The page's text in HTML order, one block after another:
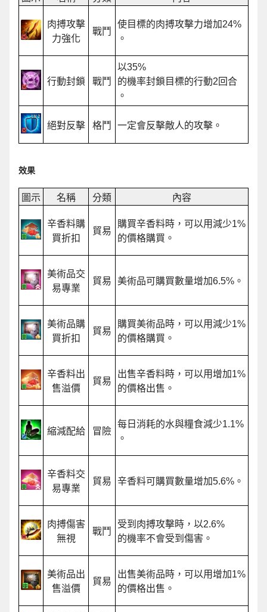
肉搏攻擊
力強化
戰鬥
使目標的肉搏攻擊力增加24%
。
行動封鎖 戰鬥
以35%
的機率封鎖目標的行動2回合
。
絕對反擊 格鬥 一定會反擊敵人的攻擊。
效果
圖示 名稱 分類 內容
辛香料購
買折扣
貿易
購買辛香料時，可以用減少1%
的價格購買。
美術品交
易專業
貿易 美術品可購買數量增加6.5%。
美術品購
買折扣
貿易
購買美術品時，可以用減少1%
的價格購買。
辛香料出
售溢價
貿易
出售辛香料時，可以用增加1%
的價格出售。
縮減配給 冒險
每日消耗的水與糧食減少1.1%
。
辛香料交
易專業
貿易 辛香料可購買數量增加5.6%。
肉搏傷害
無視
戰鬥
受到肉搏攻擊時，以2.6%
的機率不會受到傷害。
美術品出
售溢價
貿易
出售美術品時，可以用增加1%
的價格出售。